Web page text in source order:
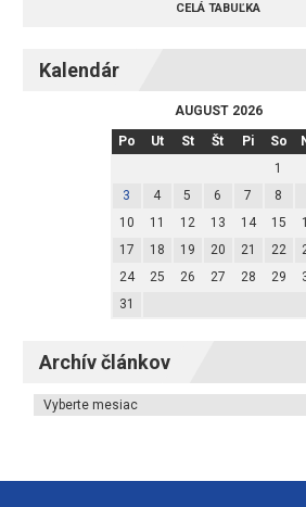
CELÁ TABUĽKA
Kalendár
AUGUST 2026
Po
Ut St Št Pi So
1
3
4 5 6 7 8
10
11 12 13 14 15
17
18 19 20 21 22
24
25 26 27 28 29
31
Archív článkov
Archív článkov